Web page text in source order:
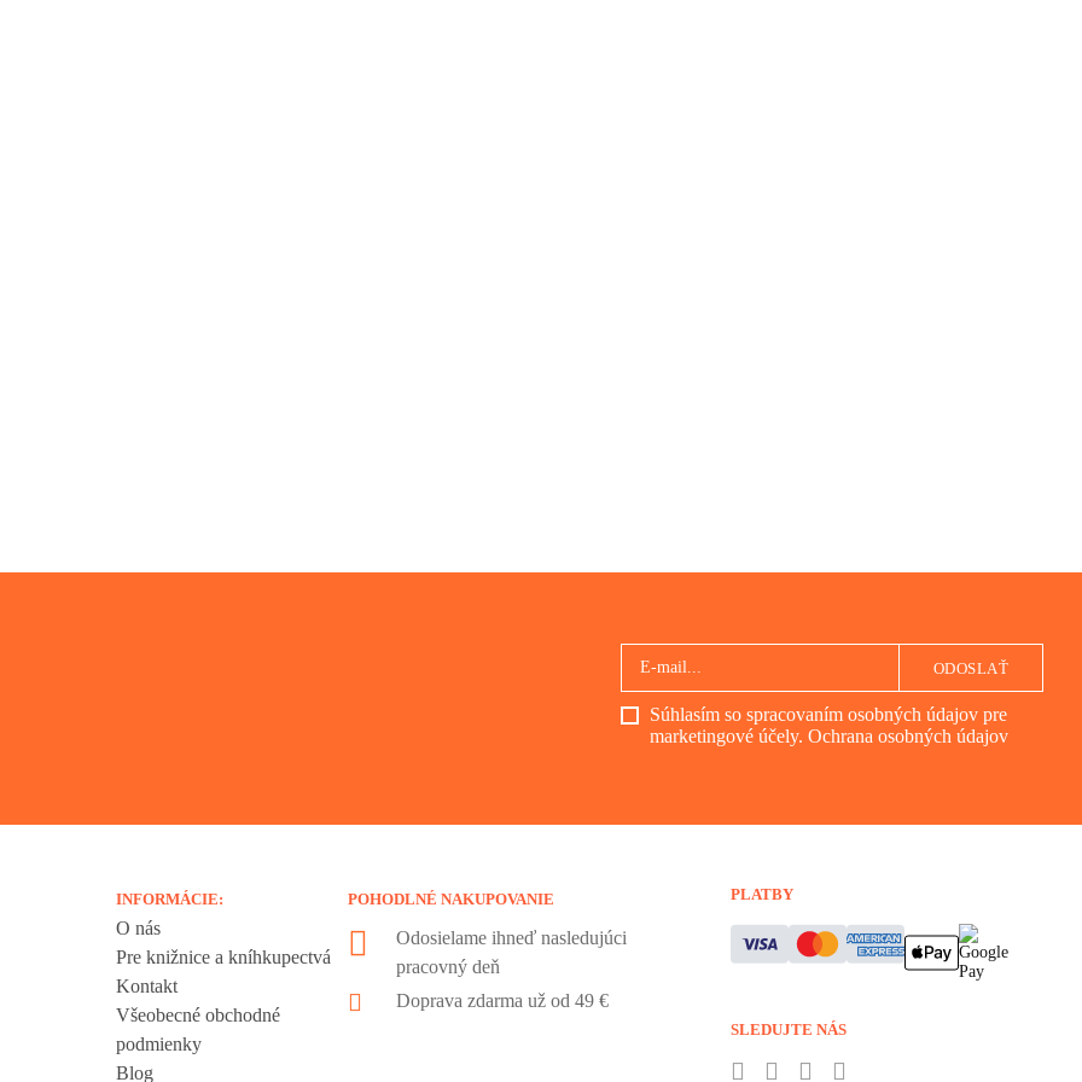
Súhlasím so spracovaním osobných údajov pre
marketingové účely. Ochrana osobných údajov
ODOSLAŤ
INFORMÁCIE:
O nás
Pre knižnice a kníhkupectvá
Kontakt
Všeobecné obchodné
podmienky
Blog
POHODLNÉ NAKUPOVANIE
Odosielame ihneď nasledujúci
pracovný deň
Doprava zdarma už od 49 €
PLATBY
SLEDUJTE NÁS